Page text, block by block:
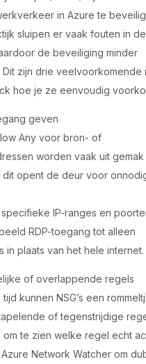
in Azure te
sluipen er vaak fouten in de
de beveiliging minder
zijn drie veelvoorkomende
hoe je ze eenvoudig
geven
Any voor bron- of
worden vaak uit gemak
dit opent de deur voor
IP-ranges en
RDP-toegang tot alleen
in plaats van het hele internet.
of overlappende regels
kunnen NSG’s een
of tegenstrijdige
om te zien welke regel echt
Network Watcher om